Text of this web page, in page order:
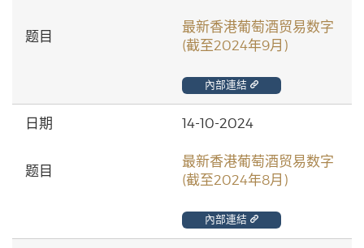
最新香港葡萄酒贸易数字
(截至2024年9月)
內部連結
14-10-2024
最新香港葡萄酒贸易数字
(截至2024年8月)
內部連結